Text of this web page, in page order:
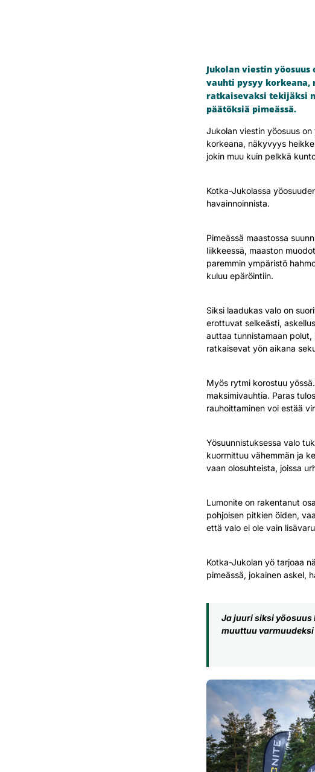
Jukolan viestin
vauhti pysyy korkeana,
ratkaisevaksi tekijäksi
päätöksiä pimeässä.
Jukolan viestin yöosuus
korkeana, näkyvyys
jokin muu kuin pelkkä
Kotka-Jukolassa
havainnoinnista.
Pimeässä maastossa
liikkeessä, maaston
paremmin ympäristö
kuluu epäröintiin.
Siksi laadukas valo on
erottuvat selkeästi,
auttaa tunnistamaan
ratkaisevat yön aikana
Myös rytmi korostuu
maksimivauhtia. Paras
rauhoittaminen voi estää
Yösuunnistuksessa valo
kuormittuu vähemmän ja
vaan olosuhteista, joissa
Lumonite on rakentanut
pohjoisen pitkien öiden,
että valo ei ole vain
Kotka-Jukolan yö tarjoaa
pimeässä, jokainen askel,
Ja juuri siksi
muuttuu